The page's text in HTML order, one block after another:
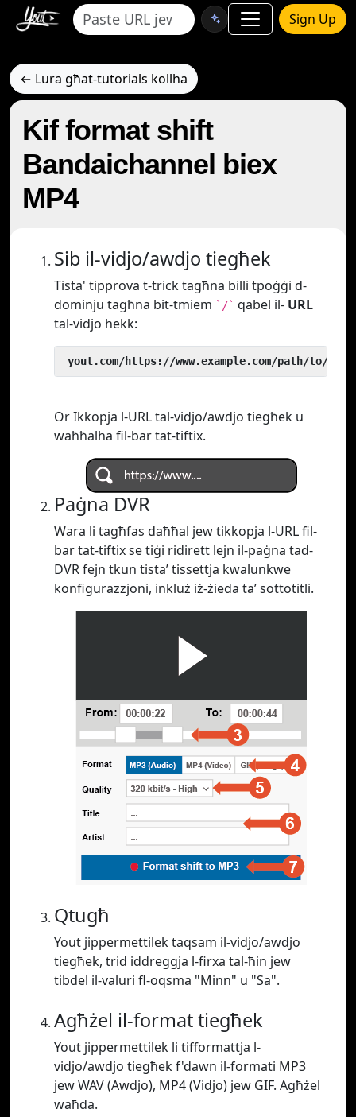
Sign Up
← Lura għat-tutorials kollha
Kif format shift
Bandaichannel biex
MP4
Sib il-vidjo/awdjo tiegħek
Tista' tipprova t-trick tagħna billi tpoġġi d-
dominju tagħna bit-tmiem `/` qabel il- URL
tal-vidjo hekk:
yout.com/https://www.example.com/path/to/
Or Ikkopja l-URL tal-vidjo/awdjo tiegħek u
waħħalha fil-bar tat-tiftix.
Paġna DVR
Wara li tagħfas daħħal jew tikkopja l-URL fil-
bar tat-tiftix se tiġi ridirett lejn il-paġna tad-
DVR fejn tkun tista’ tissettja kwalunkwe
konfigurazzjoni, inkluż iż-żieda ta’ sottotitli.
Qtugħ
Yout jippermettilek taqsam il-vidjo/awdjo
tiegħek, trid iddreggja l-firxa tal-ħin jew
tibdel il-valuri fl-oqsma "Minn" u "Sa".
Agħżel il-format tiegħek
Yout jippermettilek li tifformattja l-
vidjo/awdjo tiegħek f'dawn il-formati MP3
jew WAV (Awdjo), MP4 (Vidjo) jew GIF. Agħżel
waħda.